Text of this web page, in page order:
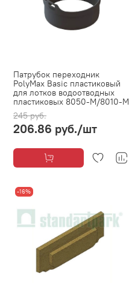
Патрубок переходник
PolyMax Basic пластиковый
для лотков водоотводных
пластиковых 8050-М/8010-М
245 руб.
206.86 руб./шт
-16%